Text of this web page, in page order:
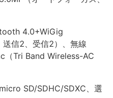
4.0+WiGig
信2、受信2）、無線
Tri Band Wireless-AC
SD/SDHC/SDXC、選